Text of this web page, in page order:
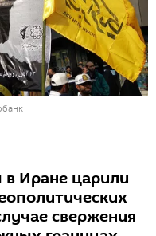
Иране царили
свержения